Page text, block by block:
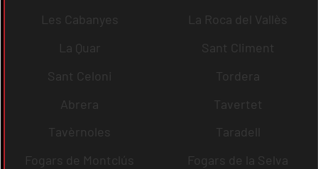
Les Cabanyes
La Roca del Vallès
La Quar
Sant Climent
Sant Celoni
Tordera
Abrera
Tavertet
Tavèrnoles
Taradell
Fogars de Montclús
Fogars de la Selva